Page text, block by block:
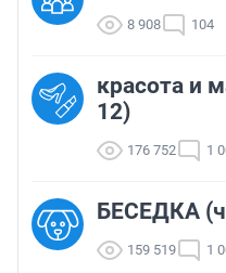
8 908 104
красота и
12)
176 752 1
БЕСЕДКА
159 519 1